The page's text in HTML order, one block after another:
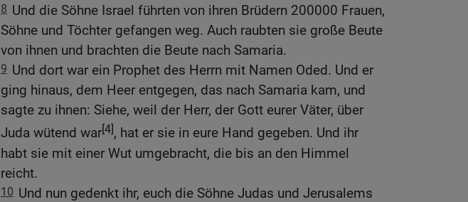
8 Und die Söhne Israel führten von ihren Brüdern 200000 Frauen,
Söhne und Töchter gefangen weg. Auch raubten sie große Beute
von ihnen und brachten die Beute nach Samaria.
9 Und dort war ein Prophet des Herrn mit Namen Oded. Und er
ging hinaus, dem Heer entgegen, das nach Samaria kam, und
sagte zu ihnen: Siehe, weil der Herr, der Gott eurer Väter, über
Juda wütend war[4], hat er sie in eure Hand gegeben. Und ihr
habt sie mit einer Wut umgebracht, die bis an den Himmel
reicht.
10 Und nun gedenkt ihr, euch die Söhne Judas und Jerusalems